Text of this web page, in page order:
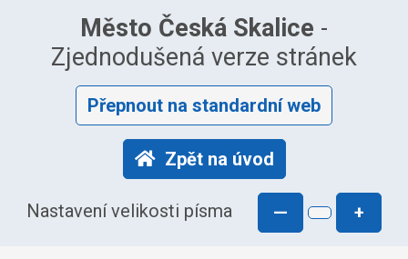
Město Česká Skalice -
Zjednodušená verze stránek
Přepnout na standardní web
Zpět na úvod
Nastavení velikosti písma — +